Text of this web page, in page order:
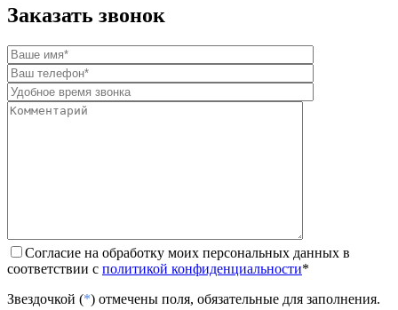
Заказать звонок
Согласие на обработку моих персональных данных в
соответствии с политикой конфиденциальности*
Звездочкой (*) отмечены поля, обязательные для заполнения.